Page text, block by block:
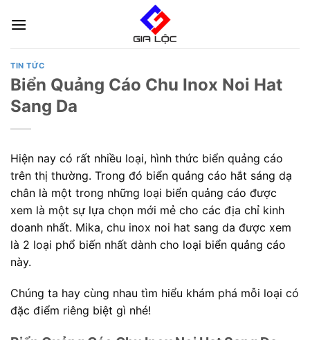
TIN TỨC
Biển Quảng Cáo Chu Inox Noi Hat
Sang Da
Hiện nay có rất nhiều loại, hình thức biển quảng cáo
trên thị thường. Trong đó biển quảng cáo hắt sáng dạ
chân là một trong những loại biển quảng cáo được
xem là một sự lựa chọn mới mẻ cho các địa chỉ kinh
doanh nhất. Mika, chu inox noi hat sang da được xem
là 2 loại phổ biến nhất dành cho loại biển quảng cáo
này.
Chúng ta hay cùng nhau tìm hiểu khám phá mỗi loại có
đặc điểm riêng biệt gì nhé!